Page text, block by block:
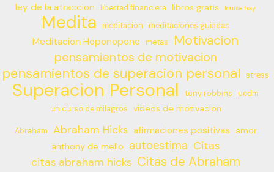
ley de la atraccion libertad financiera libros gratis louise hay
Medita meditacion meditaciones guiadas
Meditacion Hoponopono metas Motivacion
pensamientos de motivacion
pensamientos de superacion personal stress
Superacion Personal tony robbins
ucdm
un curso de milagros
videos de motivacion
Abraham Abraham Hicks afirmaciones positivas
amor
anthony de mello
autoestima Citas
citas abraham hicks Citas de Abraham